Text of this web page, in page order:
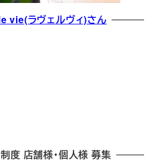
ラヴェルヴィ)さん
度 店舗様・個人様 募集